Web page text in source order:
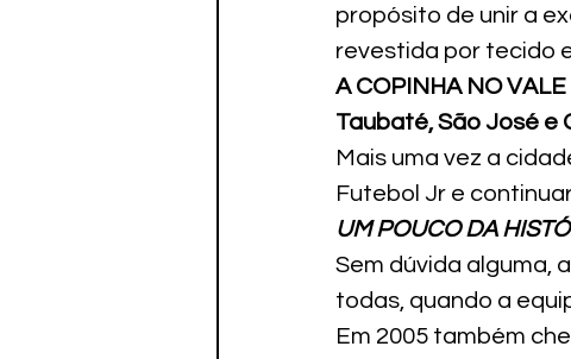
propósito de unir a
revestida por tecido
A COPINHA NO
Taubaté, São José e
Mais uma vez a
Futebol Jr e
UM POUCO DA
Sem dúvida alguma,
todas, quando a
Em 2005 também